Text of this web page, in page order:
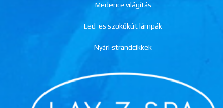
Medence világítás
Led-es szökőkút lámpák
Nyári strandcikkek